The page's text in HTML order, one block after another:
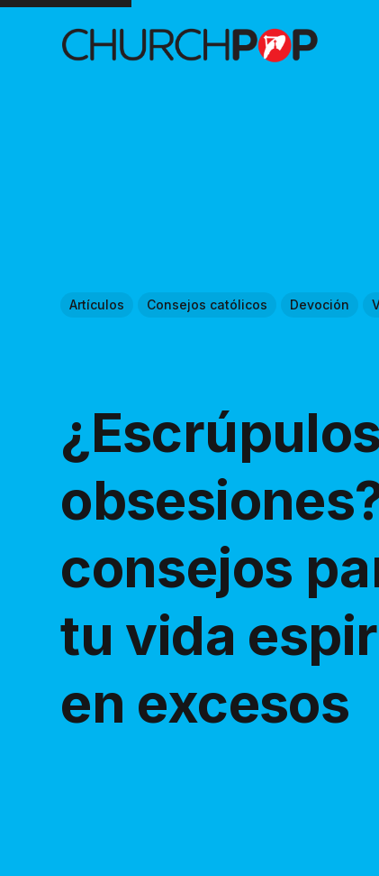
Artículos Consejos católicos Devoción
consejos
tu vida
en excesos